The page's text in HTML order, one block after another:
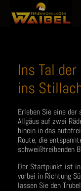
Ferienwohnungen
Urlaub im Allgäu
Service
Vermittlung
Über uns
Ins Tal
ins
Erleben Sie eine
Allgäus auf zwei
hinein in das
Route, die
schweißtreibenden
Der Startpunkt ist
vorbei in Richtung
lassen Sie den